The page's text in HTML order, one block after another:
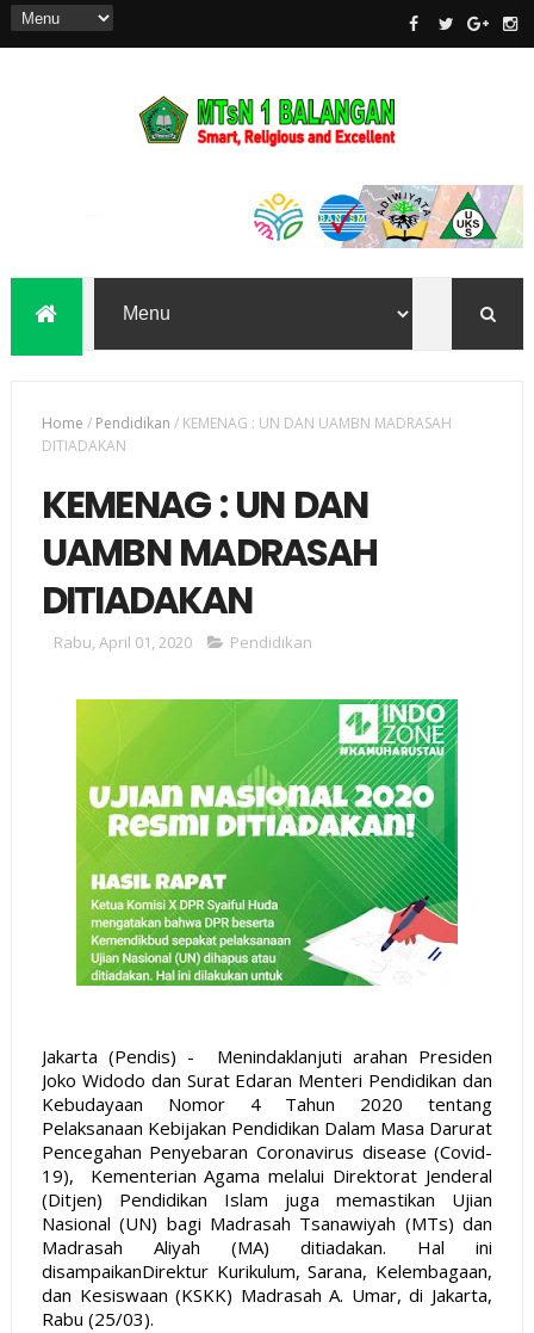
Home / Pendidikan / KEMENAG : UN DAN UAMBN MADRASAH
DITIADAKAN
KEMENAG : UN DAN
UAMBN MADRASAH
DITIADAKAN
Rabu, April 01, 2020 Pendidikan
Jakarta (Pendis) - Menindaklanjuti arahan Presiden
Joko Widodo dan Surat Edaran Menteri Pendidikan dan
Kebudayaan Nomor 4 Tahun 2020 tentang
Pelaksanaan Kebijakan Pendidikan Dalam Masa Darurat
Pencegahan Penyebaran Coronavirus disease (Covid-
19), Kementerian Agama melalui Direktorat Jenderal
(Ditjen) Pendidikan Islam juga memastikan Ujian
Nasional (UN) bagi Madrasah Tsanawiyah (MTs) dan
Madrasah Aliyah (MA) ditiadakan. Hal ini
disampaikanDirektur Kurikulum, Sarana, Kelembagaan,
dan Kesiswaan (KSKK) Madrasah A. Umar, di Jakarta,
Rabu (25/03).